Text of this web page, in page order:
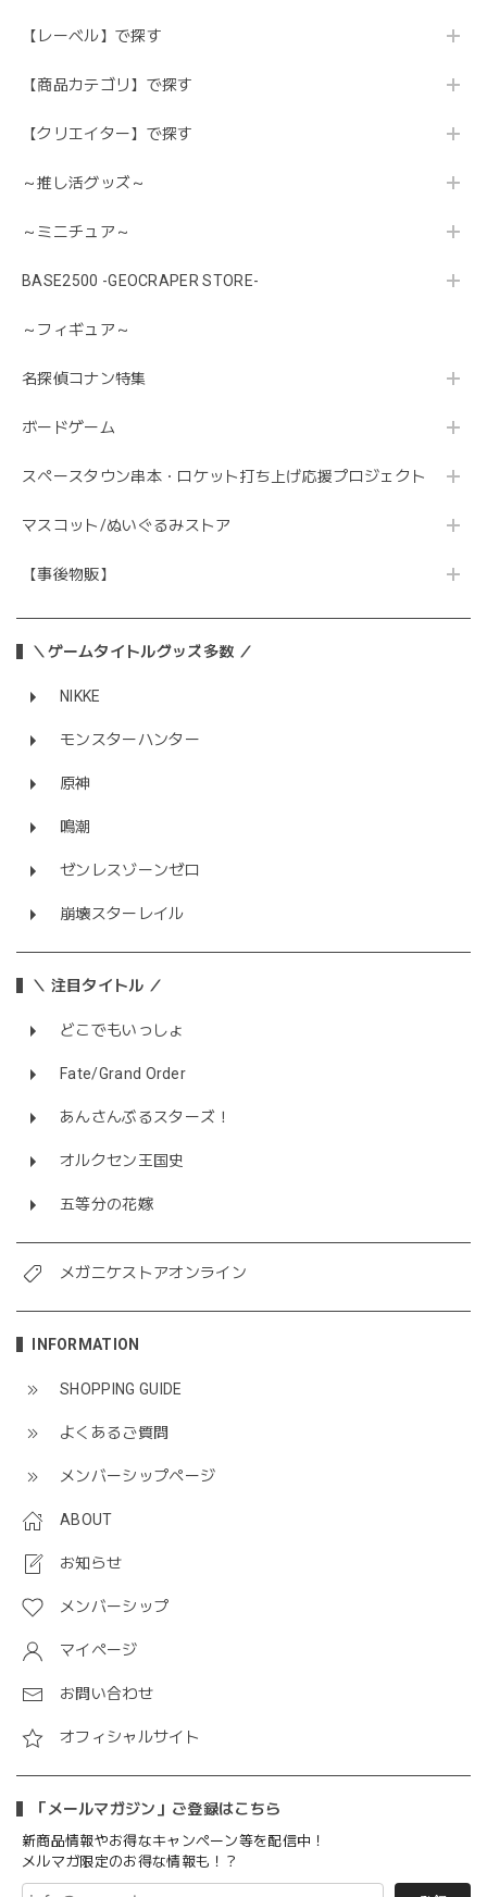
【レーベル】で探す
【商品カテゴリ】で探す
【クリエイター】で探す
～推し活グッズ～
～ミニチュア～
BASE2500 -GEOCRAPER STORE-
～フィギュア～
名探偵コナン特集
ボードゲーム
スペースタウン串本・ロケット打ち上げ応援プロジェクト
マスコット/ぬいぐるみストア
【事後物販】
＼ゲームタイトルグッズ多数 ／
NIKKE
モンスターハンター
原神
鳴潮
ゼンレスゾーンゼロ
崩壊スターレイル
＼ 注目タイトル ／
どこでもいっしょ
Fate/Grand Order
あんさんぶるスターズ！
オルクセン王国史
五等分の花嫁
メガニケストアオンライン
INFORMATION
SHOPPING GUIDE
よくあるご質問
メンバーシップページ
ABOUT
お知らせ
メンバーシップ
マイページ
お問い合わせ
オフィシャルサイト
「メールマガジン」ご登録はこちら
新商品情報やお得なキャンペーン等を配信中！
メルマガ限定のお得な情報も！？